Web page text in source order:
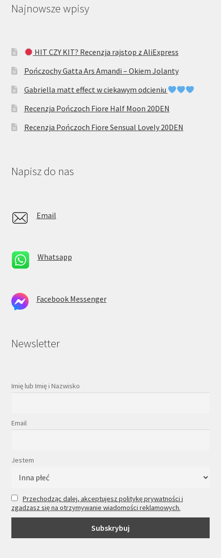
Najnowsze wpisy
HIT CZY KIT? Recenzja rajstop z AliExpress
Pończochy Gatta Ars Amandi – Okiem Jolanty
Gabriella matt effect w ciekawym odcieniu
Recenzja Pończoch Fiore Half Moon 20DEN
Recenzja Pończoch Fiore Sensual Lovely 20DEN
Napisz do nas
Email
Whatsapp
Facebook Messenger
Newsletter
Imię lub Imię i Nazwisko
Email
Jestem
Przechodząc dalej, akceptujesz politykę prywatności i
zgadzasz się na otrzymywanie wiadomości reklamowych.